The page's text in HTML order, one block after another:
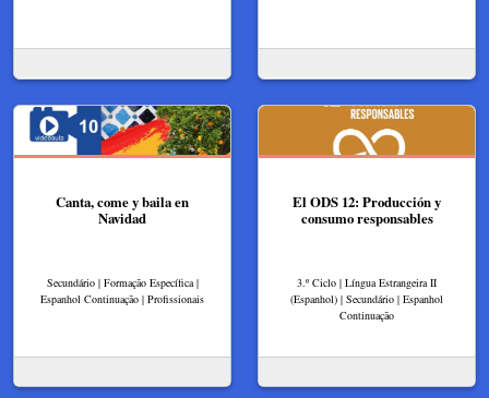
Canta, come y baila en
Navidad
Secundário | Formação Específica |
Espanhol Continuação | Profissionais
El ODS 12: Producción y
consumo responsables
3.º Ciclo | Língua Estrangeira II
(Espanhol) | Secundário | Espanhol
Continuação